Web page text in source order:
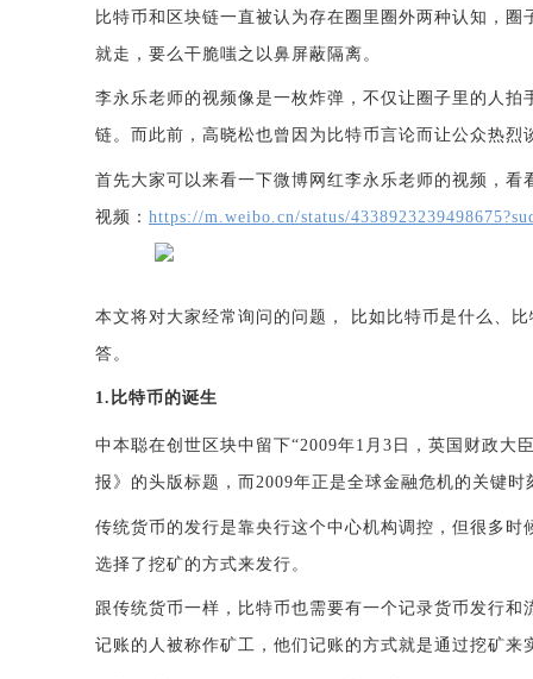
比特币和区块链一直被认为存在圈里圈外两种认知，
就走，要么干脆嗤之以鼻屏蔽隔离。
李永乐老师的视频像是一枚炸弹，不仅让圈子里的人
链。而此前，高晓松也曾因为比特币言论而让公众热烈
首先大家可以来看一下微博网红李永乐老师的视频，
视频： https://m.weibo.cn/status/
本文将对大家经常询问的问题， 比如比特币是什么、
答。
1.比特币的诞生
中本聪在创世区块中留下“2009年1月3日，英国财政大
报》的头版标题，而2009年正是全球金融危机的关键
传统货币的发行是靠央行这个中心机构调控，但很多
选择了挖矿的方式来发行。
跟传统货币一样，比特币也需要有一个记录货币发行
记账的人被称作矿工，他们记账的方式就是通过挖矿